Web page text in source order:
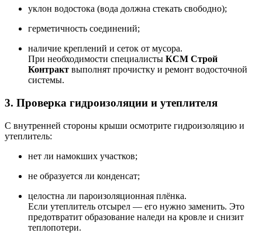
уклон водостока (вода должна стекать свободно);
герметичность соединений;
наличие креплений и сеток от мусора.
При необходимости специалисты КСМ Строй
Контракт выполнят прочистку и ремонт водосточной
системы.
3. Проверка гидроизоляции и утеплителя
С внутренней стороны крыши осмотрите гидроизоляцию и
утеплитель:
нет ли намокших участков;
не образуется ли конденсат;
целостна ли пароизоляционная плёнка.
Если утеплитель отсырел — его нужно заменить. Это
предотвратит образование наледи на кровле и снизит
теплопотери.